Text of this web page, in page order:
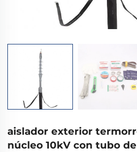
aislador exterior
núcleo 10kV con tubo